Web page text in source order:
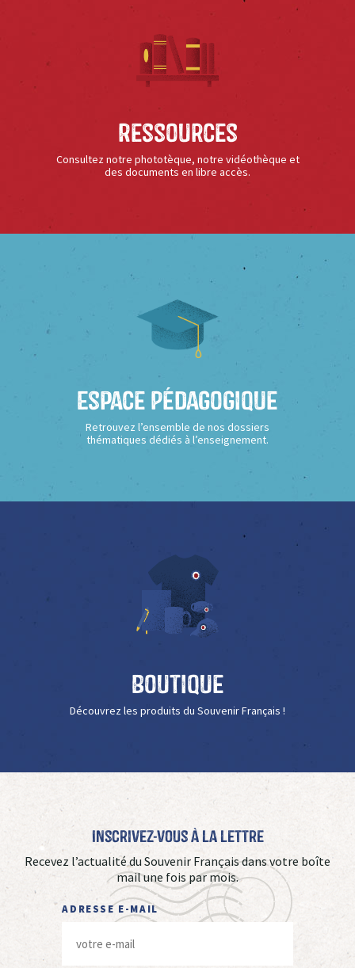
Ressources
Consultez notre phototèque, notre vidéothèque et
des documents en libre accès.
Espace Pédagogique
Retrouvez l’ensemble de nos dossiers
thématiques dédiés à l’enseignement.
Boutique
Découvrez les produits du Souvenir Français !
Inscrivez-vous à La Lettre
Recevez l’actualité du Souvenir Français dans votre boîte
mail une fois par mois.
ADRESSE E-MAIL